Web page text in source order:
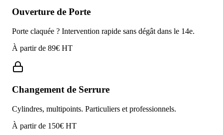
Ouverture de Porte
Porte claquée ? Intervention rapide sans dégât dans le 14e.
À partir de 89€ HT
Changement de Serrure
Cylindres, multipoints. Particuliers et professionnels.
À partir de 150€ HT